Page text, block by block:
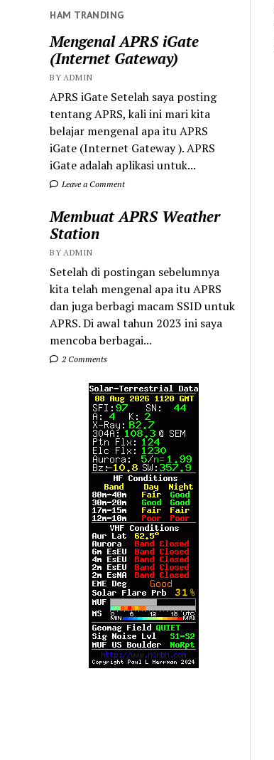
HAM TRANDING
Mengenal APRS iGate
(Internet Gateway)
BY ADMIN
APRS iGate Setelah saya posting
tentang APRS, kali ini mari kita
belajar mengenal apa itu APRS
iGate (Internet Gateway ). APRS
iGate adalah aplikasi untuk...
Leave a Comment
Membuat APRS Weather
Station
BY ADMIN
Setelah di postingan sebelumnya
kita telah mengenal apa itu APRS
dan juga berbagi macam SSID untuk
APRS. Di awal tahun 2023 ini saya
mencoba berbagai...
2 Comments